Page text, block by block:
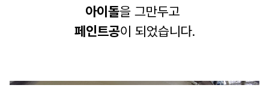
아이돌을 그만두고
페인트공이 되었습니다.